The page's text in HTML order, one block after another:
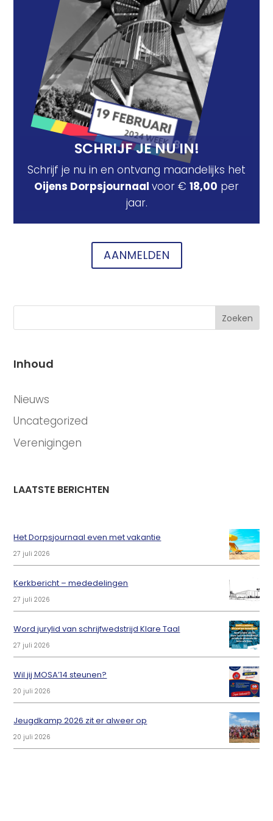
SCHRIJF JE NU IN!
Schrijf je nu in en ontvang maandelijks het
Oijens Dorpsjournaal voor € 18,00 per
jaar.
AANMELDEN
Zoeken
Inhoud
Nieuws
Uncategorized
Verenigingen
LAATSTE BERICHTEN
Het Dorpsjournaal even met vakantie
27 juli 2026
Kerkbericht – mededelingen
27 juli 2026
Word jurylid van schrijfwedstrijd Klare Taal
27 juli 2026
Wil jij MOSA’14 steunen?
20 juli 2026
Jeugdkamp 2026 zit er alweer op
20 juli 2026